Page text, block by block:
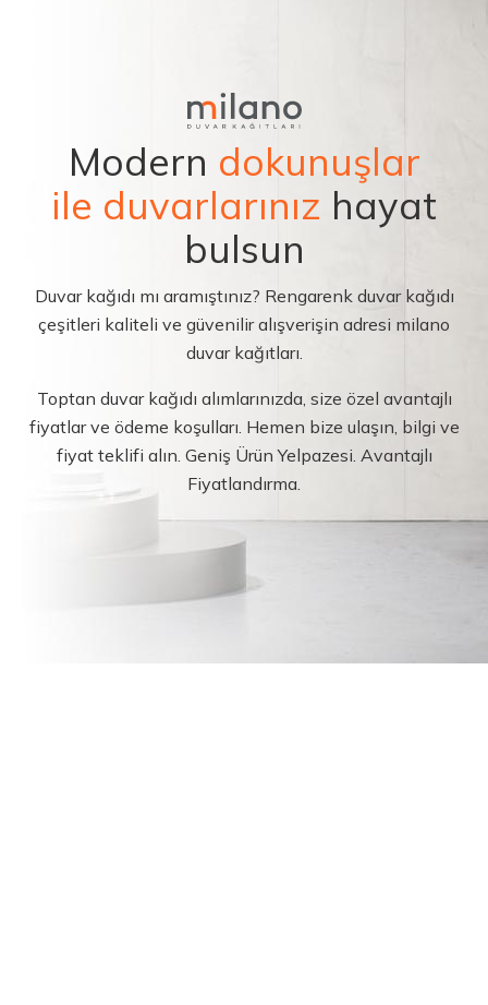
Modern dokunuşlar
ile duvarlarınız hayat
bulsun
Duvar kağıdı mı aramıştınız? Rengarenk duvar kağıdı
çeşitleri kaliteli ve güvenilir alışverişin adresi milano
duvar kağıtları.
Toptan duvar kağıdı alımlarınızda, size özel avantajlı
fiyatlar ve ödeme koşulları. Hemen bize ulaşın, bilgi ve
fiyat teklifi alın. Geniş Ürün Yelpazesi. Avantajlı
Fiyatlandırma.